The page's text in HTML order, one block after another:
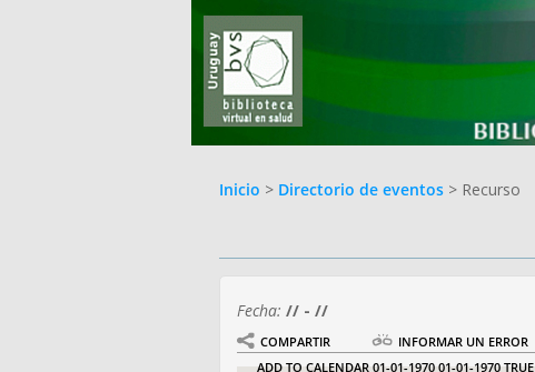
Inicio > Directorio de eventos > Recurso
Fecha: // - //
COMPARTIR
INFORMAR UN ERROR
ADD TO CALENDAR01-01-1970 01-01-1970 TRUE